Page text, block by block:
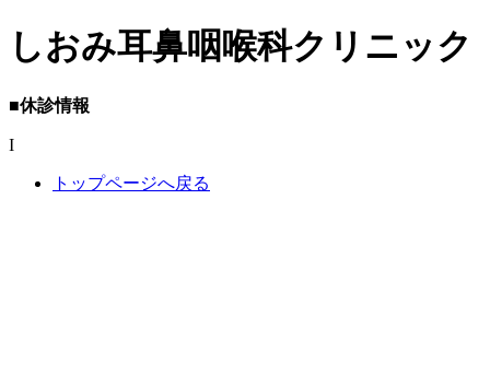
しおみ耳鼻咽喉科クリニック
■休診情報
I
トップページへ戻る